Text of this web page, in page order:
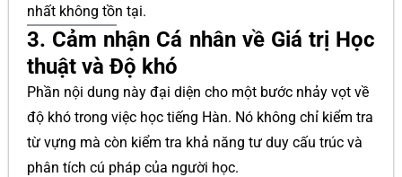
nhất không tồn tại.
3. Cảm nhận Cá nhân về Giá trị Học
thuật và Độ khó
Phần nội dung này đại diện cho một bước nhảy vọt về
độ khó trong việc học tiếng Hàn. Nó không chỉ kiểm tra
từ vựng mà còn kiểm tra khả năng tư duy cấu trúc và
phân tích cú pháp của người học.